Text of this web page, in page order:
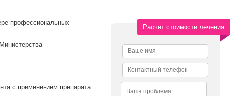
Расчёт стоимости лечения
профессиональных
с применением препарата